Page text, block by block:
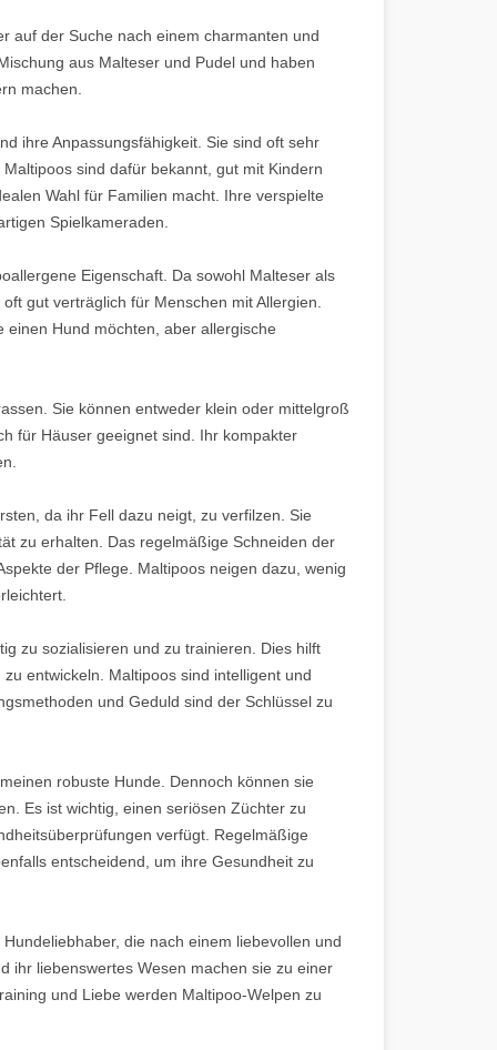
auf der Suche nach einem charmanten und
aus Malteser und Pudel und haben
machen.
ihre Anpassungsfähigkeit. Sie sind oft sehr
sind dafür bekannt, gut mit Kindern
Wahl für Familien macht. Ihre verspielte
Spielkameraden.
Eigenschaft. Da sowohl Malteser als
gut verträglich für Menschen mit Allergien.
Hund möchten, aber allergische
Sie können entweder klein oder mittelgroß
für Häuser geeignet sind. Ihr kompakter
da ihr Fell dazu neigt, zu verfilzen. Sie
zu erhalten. Das regelmäßige Schneiden der
der Pflege. Maltipoos neigen dazu, wenig
zu sozialisieren und zu trainieren. Dies hilft
entwickeln. Maltipoos sind intelligent und
und Geduld sind der Schlüssel zu
robuste Hunde. Dennoch können sie
Es ist wichtig, einen seriösen Züchter zu
verfügt. Regelmäßige
entscheidend, um ihre Gesundheit zu
die nach einem liebevollen und
ihr liebenswertes Wesen machen sie zu einer
und Liebe werden Maltipoo-Welpen zu